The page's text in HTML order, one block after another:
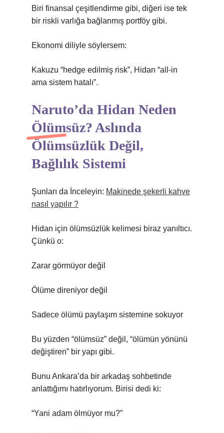
Biri finansal çeşitlendirme gibi, diğeri ise tek
bir riskli varlığa bağlanmış portföy gibi.
Ekonomi diliyle söylersem:
Kakuzu “hedge edilmiş risk”, Hidan “all-in
ama sistem hatalı”.
Naruto’da Hidan Neden
Ölümsüz? Aslında
Ölümsüzlük Değil,
Bağlılık Sistemi
Şunları da İnceleyin: Makinede şekerli kahve
nasıl yapılır ?
Hidan için ölümsüzlük kelimesi biraz yanıltıcı.
Çünkü o:
Zarar görmüyor değil
Ölüme direniyor değil
Sadece ölümü paylaşım sistemine sokuyor
Bu yüzden “ölümsüz” değil, “ölümün yönünü
değiştiren” bir yapı gibi.
Bunu Ankara’da bir arkadaş sohbetinde
anlattığımı hatırlıyorum. Birisi dedi ki:
“Yani adam ölmüyor mu?”